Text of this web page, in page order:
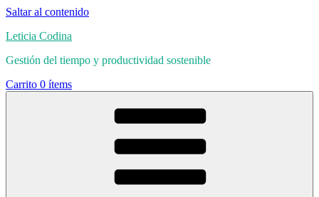
Saltar al contenido
Leticia Codina
Gestión del tiempo y productividad sostenible
Carrito 0 ítems